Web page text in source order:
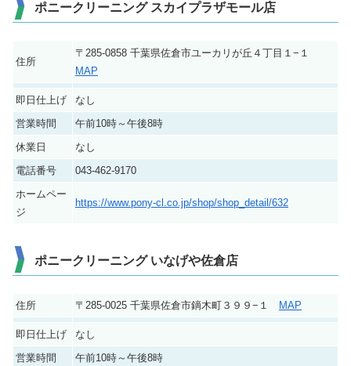
ポニークリーニング スカイプラザモール店
住所
〒285-0858 千葉県佐倉市ユーカリが丘４丁目１−１
MAP
即日仕上げ
なし
営業時間
午前10時～午後8時
休業日
なし
電話番号
043-462-9170
ホームペー
ジ
https://www.pony-cl.co.jp/shop/shop_detail/632
ポニークリーニング いなげや佐倉店
住所 〒285-0025 千葉県佐倉市鏑木町３９９−１ MAP
即日仕上げ
なし
営業時間
午前10時～午後8時